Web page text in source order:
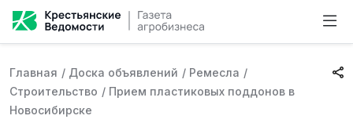
Главная / Доска объявлений / Ремесла /
Строительство / Прием пластиковых поддонов в
Новосибирске